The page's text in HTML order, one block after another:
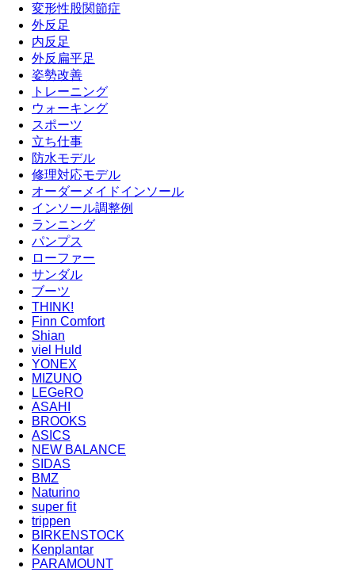
変形性股関節症
外反足
内反足
外反扁平足
姿勢改善
トレーニング
ウォーキング
スポーツ
立ち仕事
防水モデル
修理対応モデル
オーダーメイドインソール
インソール調整例
ランニング
パンプス
ローファー
サンダル
ブーツ
THINK!
Finn Comfort
Shian
viel Huld
YONEX
MIZUNO
LEGeRO
ASAHI
BROOKS
ASICS
NEW BALANCE
SIDAS
BMZ
Naturino
super fit
trippen
BIRKENSTOCK
Kenplantar
PARAMOUNT